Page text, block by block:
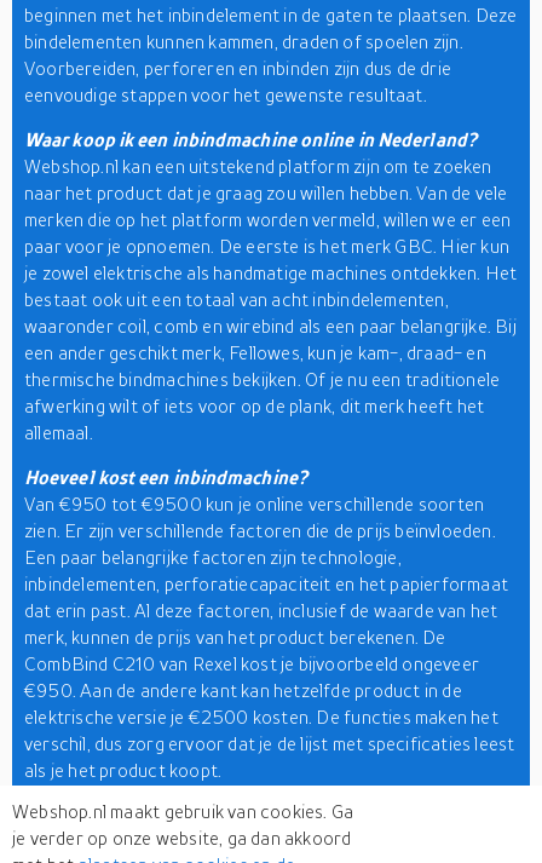
beginnen met het inbindelement in de gaten te plaatsen. Deze
bindelementen kunnen kammen, draden of spoelen zijn.
Voorbereiden, perforeren en inbinden zijn dus de drie
eenvoudige stappen voor het gewenste resultaat.
Waar koop ik een inbindmachine online in Nederland?
Webshop.nl kan een uitstekend platform zijn om te zoeken
naar het product dat je graag zou willen hebben. Van de vele
merken die op het platform worden vermeld, willen we er een
paar voor je opnoemen. De eerste is het merk GBC. Hier kun
je zowel elektrische als handmatige machines ontdekken. Het
bestaat ook uit een totaal van acht inbindelementen,
waaronder coil, comb en wirebind als een paar belangrijke. Bij
een ander geschikt merk, Fellowes, kun je kam-, draad- en
thermische bindmachines bekijken. Of je nu een traditionele
afwerking wilt of iets voor op de plank, dit merk heeft het
allemaal.
Hoeveel kost een inbindmachine?
Van €950 tot €9500 kun je online verschillende soorten
zien. Er zijn verschillende factoren die de prijs beïnvloeden.
Een paar belangrijke factoren zijn technologie,
inbindelementen, perforatiecapaciteit en het papierformaat
dat erin past. Al deze factoren, inclusief de waarde van het
merk, kunnen de prijs van het product berekenen. De
CombBind C210 van Rexel kost je bijvoorbeeld ongeveer
€950. Aan de andere kant kan hetzelfde product in de
elektrische versie je €2500 kosten. De functies maken het
verschil, dus zorg ervoor dat je de lijst met specificaties leest
als je het product koopt.
Tot nu toe heb je misschien een besluit genomen over het
type ordner en het budget. Nu heb je alleen nog een goed
Webshop.nl maakt gebruik van cookies. Ga
je verder op onze website, ga dan akkoord